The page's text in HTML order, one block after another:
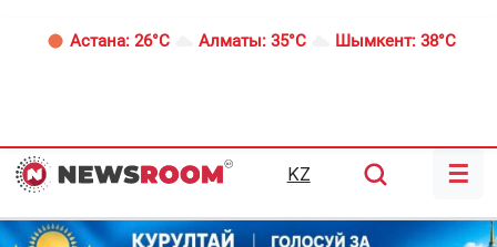
Астана: 26°C Алматы: 35°C Шымкент: 38°C
KZ ☰